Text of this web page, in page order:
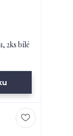
2ks bílé